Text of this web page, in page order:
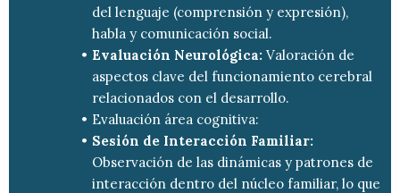
del lenguaje (comprensión y expresión),
habla y comunicación social.
Evaluación Neurológica: Valoración de
aspectos clave del funcionamiento cerebral
relacionados con el desarrollo.
Evaluación área cognitiva:
Sesión de Interacción Familiar:
Observación de las dinámicas y patrones de
interacción dentro del núcleo familiar, lo que